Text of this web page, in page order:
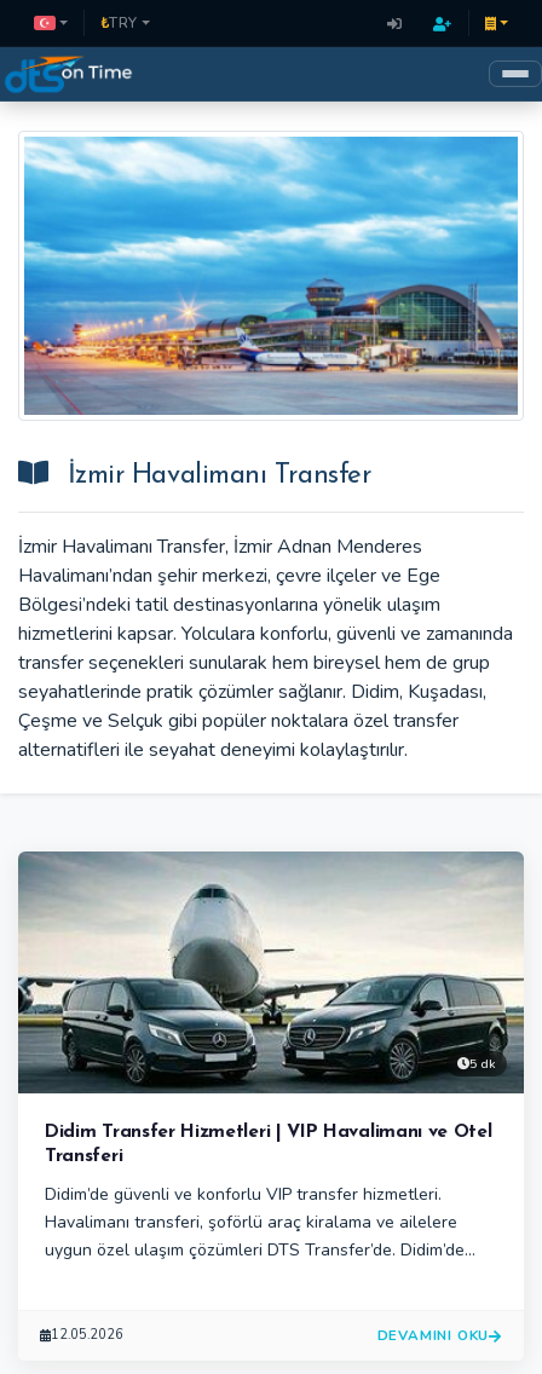
₺TRY
İzmir Havalimanı Transfer
İzmir Havalimanı Transfer, İzmir Adnan Menderes
Havalimanı’ndan şehir merkezi, çevre ilçeler ve Ege
Bölgesi’ndeki tatil destinasyonlarına yönelik ulaşım
hizmetlerini kapsar. Yolculara konforlu, güvenli ve zamanında
transfer seçenekleri sunularak hem bireysel hem de grup
seyahatlerinde pratik çözümler sağlanır. Didim, Kuşadası,
Çeşme ve Selçuk gibi popüler noktalara özel transfer
alternatifleri ile seyahat deneyimi kolaylaştırılır.
5 dk
Didim Transfer Hizmetleri | VIP Havalimanı ve Otel
Transferi
Didim’de güvenli ve konforlu VIP transfer hizmetleri.
Havalimanı transferi, şoförlü araç kiralama ve ailelere
uygun özel ulaşım çözümleri DTS Transfer’de. Didim’de
otel ulaşımı, şoförlü araç kiralama ve grup transferleri.
12.05.2026 DEVAMINI OKU